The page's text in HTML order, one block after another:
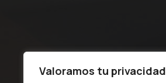
Valoramos tu privacidad